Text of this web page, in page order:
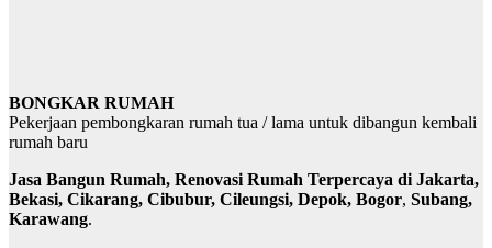
BONGKAR RUMAH
Pekerjaan pembongkaran rumah tua / lama untuk dibangun kembali
rumah baru
Jasa Bangun Rumah, Renovasi Rumah Terpercaya di Jakarta,
Bekasi, Cikarang, Cibubur, Cileungsi, Depok, Bogor, Subang,
Karawang.